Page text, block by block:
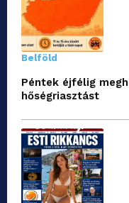
Belföld
Péntek éjfélig
hőségriasztást